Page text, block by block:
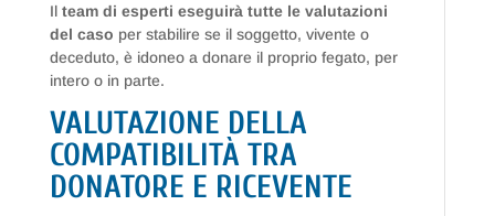
Il team di esperti eseguirà tutte le valutazioni
del caso per stabilire se il soggetto, vivente o
deceduto, è idoneo a donare il proprio fegato, per
intero o in parte.
VALUTAZIONE DELLA
COMPATIBILITÀ TRA
DONATORE E RICEVENTE